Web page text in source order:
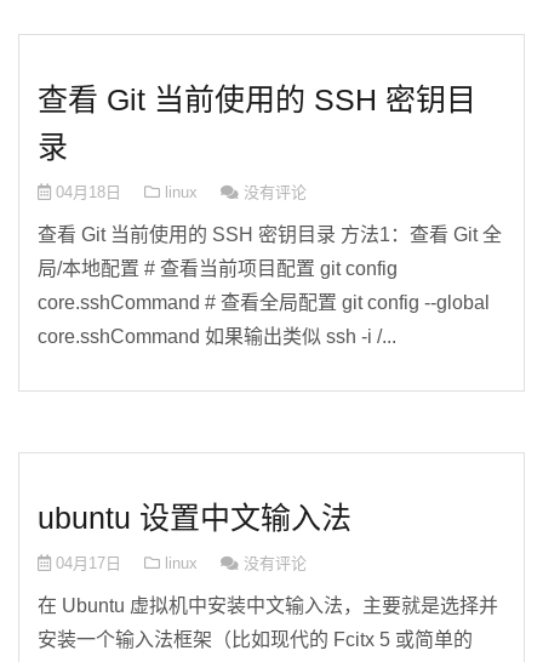
查看 Git 当前使用的 SSH 密钥目
录
04月18日 linux 没有评论
查看 Git 当前使用的 SSH 密钥目录 方法1：查看 Git 全
局/本地配置 # 查看当前项目配置 git config
core.sshCommand # 查看全局配置 git config --global
core.sshCommand 如果输出类似 ssh -i /...
ubuntu 设置中文输入法
04月17日 linux 没有评论
在 Ubuntu 虚拟机中安装中文输入法，主要就是选择并
安装一个输入法框架（比如现代的 Fcitx 5 或简单的